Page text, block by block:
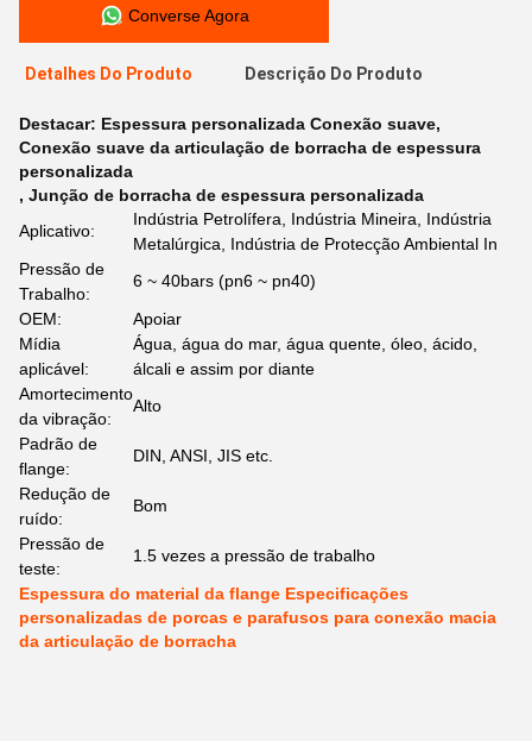
Converse Agora
Detalhes Do Produto Descrição Do Produto
Destacar: Espessura personalizada Conexão suave,
Conexão suave da articulação de borracha de espessura
personalizada
, Junção de borracha de espessura personalizada
Aplicativo:
Indústria Petrolífera, Indústria Mineira, Indústria
Metalúrgica, Indústria de Protecção Ambiental In
Pressão de
Trabalho:
6 ~ 40bars (pn6 ~ pn40)
OEM:
Apoiar
Mídia
aplicável:
Água, água do mar, água quente, óleo, ácido,
álcali e assim por diante
Amortecimento
da vibração:
Alto
Padrão de
flange:
DIN, ANSI, JIS etc.
Redução de
ruído:
Bom
Pressão de
teste:
1.5 vezes a pressão de trabalho
Espessura do material da flange Especificações
personalizadas de porcas e parafusos para conexão macia
da articulação de borracha